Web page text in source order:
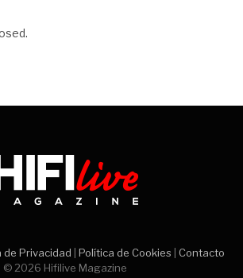
de Privacidad Política de Cookies
Contacto
© 2026 Hifilive Magazine